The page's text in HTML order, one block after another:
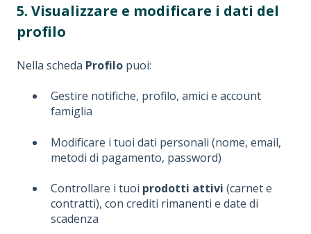
5. Visualizzare e modificare i dati del
profilo
Nella scheda Profilo puoi:
Gestire notifiche, profilo, amici e account
famiglia
Modificare i tuoi dati personali (nome, email,
metodi di pagamento, password)
Controllare i tuoi prodotti attivi (carnet e
contratti), con crediti rimanenti e date di
scadenza